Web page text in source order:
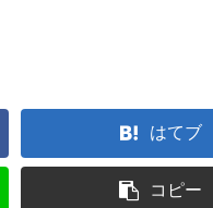
はてブ
コピー